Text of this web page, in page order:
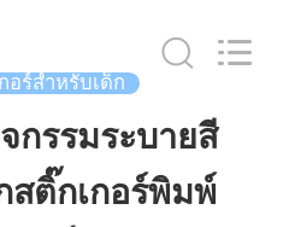
อร์สำหรับเด็ก
กรรมระบายสี
สติ๊กเกอร์พิมพ์